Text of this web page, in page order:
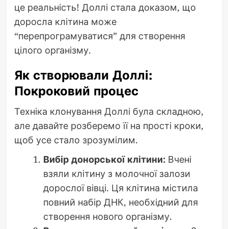
це реальність! Доллі стала доказом, що
доросла клітина може
“перепрограмуватися” для створення
цілого організму.
Як створювали Доллі:
Покроковий процес
Техніка клонування Доллі була складною,
але давайте розберемо її на прості кроки,
щоб усе стало зрозумілим.
Вибір донорської клітини:Вчені
взяли клітину з молочної залози
дорослої вівці. Ця клітина містила
повний набір ДНК, необхідний для
створення нового організму.